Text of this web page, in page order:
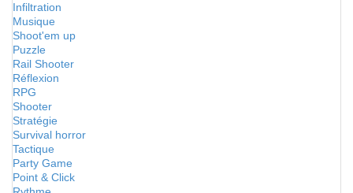
Infiltration
Musique
Shoot'em up
Puzzle
Rail Shooter
Réflexion
RPG
Shooter
Stratégie
Survival horror
Tactique
Party Game
Point & Click